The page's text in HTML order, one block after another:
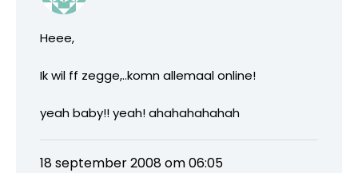
Heee,
Ik wil ff zegge,..komn allemaal online!
yeah baby!! yeah! ahahahahahah
18 september 2008 om 06:05